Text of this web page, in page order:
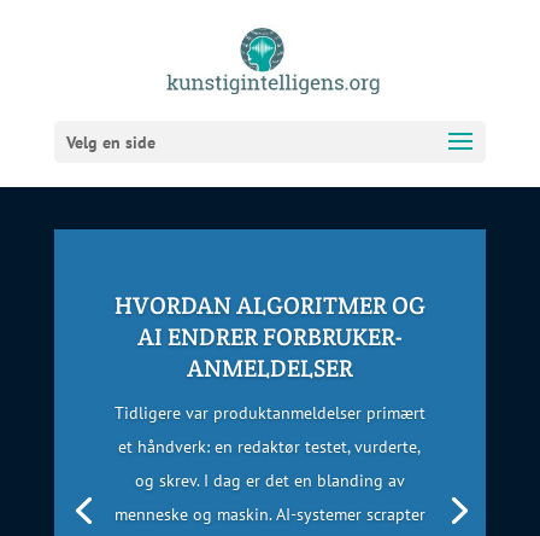
Velg en side
HVORDAN ALGORITMER OG
AI ENDRER FORBRUKER-
ANMELDELSER
Tidligere var produktanmeldelser primært
et håndverk: en redaktør testet, vurderte,
og skrev. I dag er det en blanding av
menneske og maskin. AI-systemer scrapter